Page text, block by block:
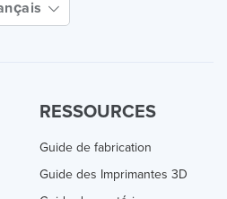
RESSOURCES
Guide de fabrication
Guide des Imprimantes 3D